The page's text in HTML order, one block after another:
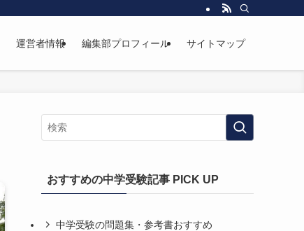
運営者情報 編集部プロフィール サイトマップ
おすすめの中学受験記事 PICK UP
中学受験の問題集・参考書おすすめ